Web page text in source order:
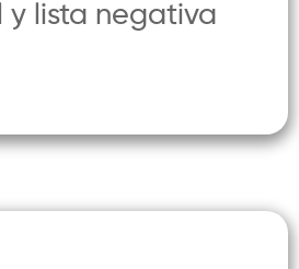
y lista negativa